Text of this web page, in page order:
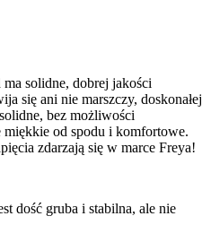
solidne, dobrej jakości
się ani nie marszczy, doskonałej
bez możliwości
miękkie od spodu i komfortowe.
zdarzają się w marce Freya!
dość gruba i stabilna, ale nie